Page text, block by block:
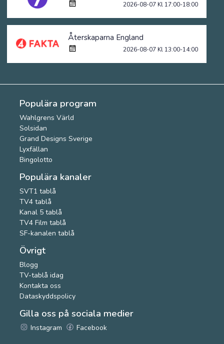
2026-08-07 Kl 17:00-18:00
Återskaparna England
2026-08-07 Kl 13:00-14:00
Populära program
Wahlgrens Värld
Solsidan
Grand Designs Sverige
Lyxfällan
Bingolotto
Populära kanaler
SVT1 tablå
TV4 tablå
Kanal 5 tablå
TV4 Film tablå
SF-kanalen tablå
Övrigt
Blogg
TV-tablå idag
Kontakta oss
Dataskyddspolicy
Gilla oss på sociala medier
Instagram Facebook